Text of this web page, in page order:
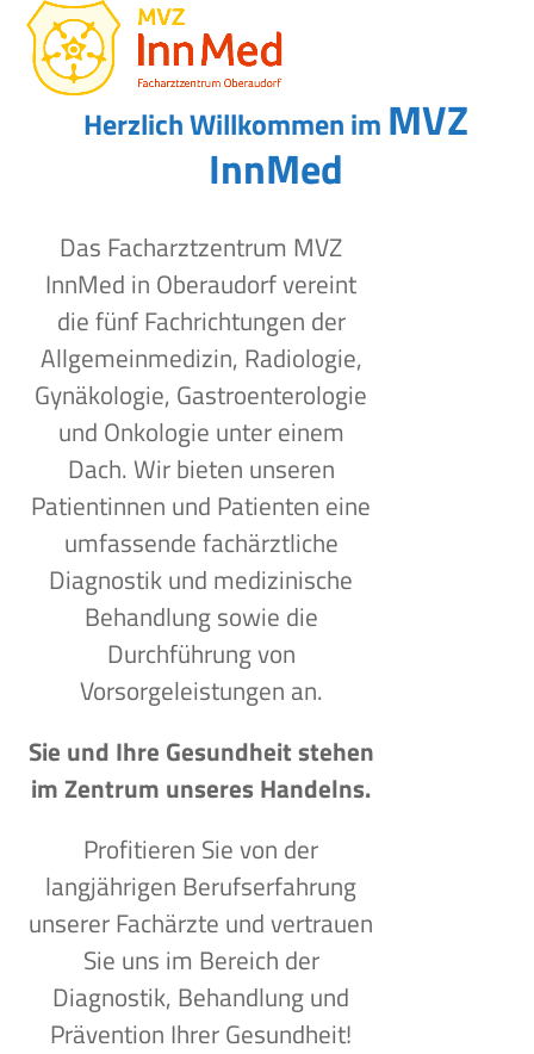
Skip
content
Open
mobile
menu
Close
mobile
menu
Herzlich Willkommen im MVZ
InnMed
Das Facharztzentrum MVZ
InnMed in Oberaudorf vereint
die fünf Fachrichtungen der
Allgemeinmedizin, Radiologie,
Gynäkologie, Gastroenterologie
und Onkologie unter einem
Dach. Wir bieten unseren
Patientinnen und Patienten eine
umfassende fachärztliche
Diagnostik und medizinische
Behandlung sowie die
Durchführung von
Vorsorgeleistungen an.
Sie und Ihre Gesundheit stehen
im Zentrum unseres Handelns.
Profitieren Sie von der
langjährigen Berufserfahrung
unserer Fachärzte und vertrauen
Sie uns im Bereich der
Diagnostik, Behandlung und
Prävention Ihrer Gesundheit!